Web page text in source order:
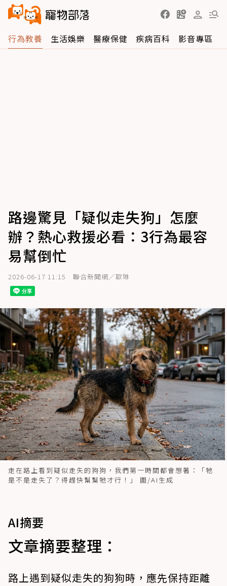
行為教養 生活娛樂 醫療保健 疾病百科 影音專區
路邊驚見「疑似走失狗」怎麼
辦？熱心救援必看：3行為最容
易幫倒忙
2026-06-17 11:15 聯合新聞網／歐琳
走在路上看到疑似走失的狗狗，我們第一時間都會想著：「牠
是不是走失了？得趕快幫幫牠才行！」 圖/AI生成
AI摘要
文章摘要整理：
路上遇到疑似走失的狗狗時，應先保持距離